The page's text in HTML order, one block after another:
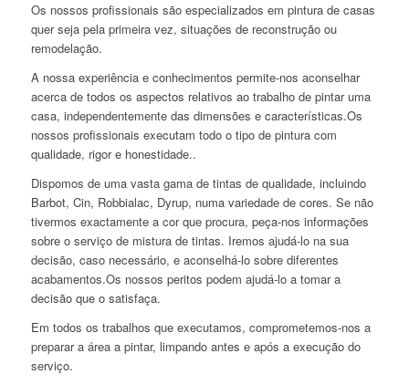
Os nossos profissionais são especializados em pintura de casas
quer seja pela primeira vez, situações de reconstrução ou
remodelação.
A nossa experiência e conhecimentos permite-nos aconselhar
acerca de todos os aspectos relativos ao trabalho de pintar uma
casa, independentemente das dimensões e características.Os
nossos profissionais executam todo o tipo de pintura com
qualidade, rigor e honestidade..
Dispomos de uma vasta gama de tintas de qualidade, incluindo
Barbot, Cin, Robbialac, Dyrup, numa variedade de cores. Se não
tivermos exactamente a cor que procura, peça-nos informações
sobre o serviço de mistura de tintas. Iremos ajudá-lo na sua
decisão, caso necessário, e aconselhá-lo sobre diferentes
acabamentos.Os nossos peritos podem ajudá-lo a tomar a
decisão que o satisfaça.
Em todos os trabalhos que executamos, comprometemos-nos a
preparar a área a pintar, limpando antes e após a execução do
serviço.